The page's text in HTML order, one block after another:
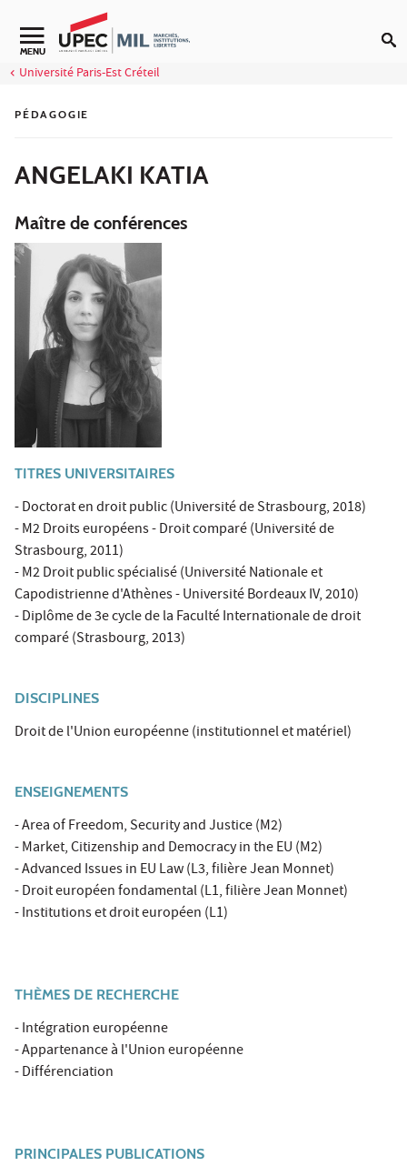
Aller au contenu
Navigation secondaire
MENU
Université Paris-Est Créteil
PÉDAGOGIE
ANGELAKI KATIA
Maître de conférences
TITRES UNIVERSITAIRES
- Doctorat en droit public (Université de Strasbourg, 2018)
- M2 Droits européens - Droit comparé (Université de
Strasbourg, 2011)
- M2 Droit public spécialisé (Université Nationale et
Capodistrienne d'Athènes - Université Bordeaux IV, 2010)
- Diplôme de 3e cycle de la Faculté Internationale de droit
comparé (Strasbourg, 2013)
DISCIPLINES
Droit de l'Union européenne (institutionnel et matériel)
ENSEIGNEMENTS
- Area of Freedom, Security and Justice (M2)
- Market, Citizenship and Democracy in the EU (M2)
- Advanced Issues in EU Law (L3, filière Jean Monnet)
- Droit européen fondamental (L1, filière Jean Monnet)
- Institutions et droit européen (L1)
THÈMES DE RECHERCHE
- Intégration européenne
- Appartenance à l'Union européenne
- Différenciation
PRINCIPALES PUBLICATIONS